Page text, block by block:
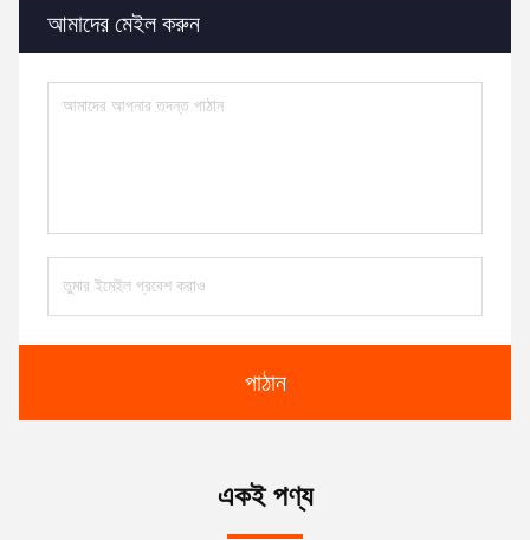
আমাদের মেইল ​​করুন
পাঠান
একই পণ্য